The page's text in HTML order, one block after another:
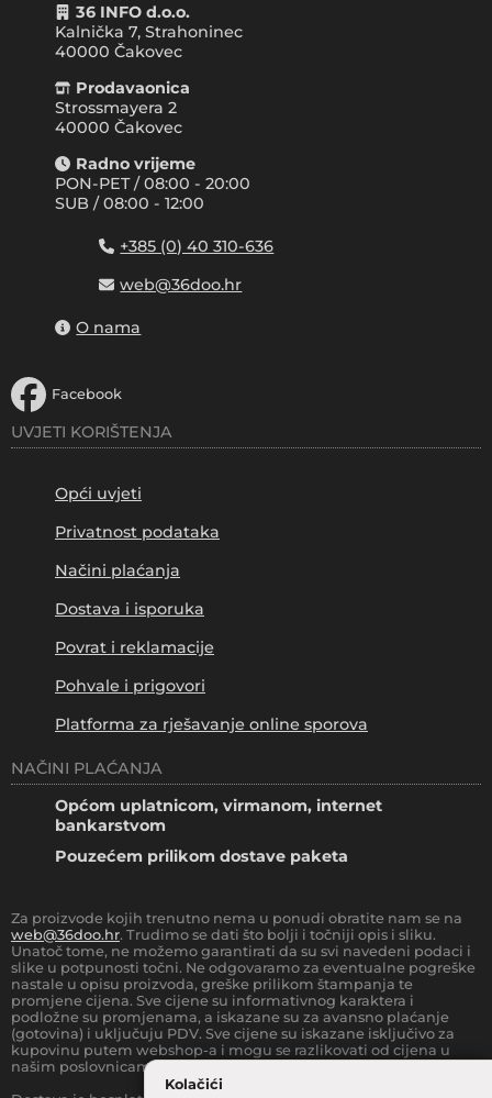
Kolačići
36 INFO d.o.o.
Kalnička 7, Strahoninec
40000 Čakovec
Prodavaonica
Strossmayera 2
40000 Čakovec
Radno vrijeme
PON-PET / 08:00 - 20:00
SUB / 08:00 - 12:00
+385 (0) 40 310-636
web@36doo.hr
O nama
Facebook
UVJETI KORIŠTENJA
Opći uvjeti
Privatnost podataka
Načini plaćanja
Dostava i isporuka
Povrat i reklamacije
Pohvale i prigovori
Platforma za rješavanje online sporova
NAČINI PLAĆANJA
Općom uplatnicom, virmanom, internet
bankarstvom
Pouzećem prilikom dostave paketa
Za proizvode kojih trenutno nema u ponudi obratite nam se na
web@36doo.hr. Trudimo se dati što bolji i točniji opis i sliku.
Unatoč tome, ne možemo garantirati da su svi navedeni podaci i
slike u potpunosti točni. Ne odgovaramo za eventualne pogreške
nastale u opisu proizvoda, greške prilikom štampanja te
promjene cijena. Sve cijene su informativnog karaktera i
podložne su promjenama, a iskazane su za avansno plaćanje
(gotovina) i uključuju PDV. Sve cijene su iskazane isključivo za
kupovinu putem webshop-a i mogu se razlikovati od cijena u
našim poslovnicama.